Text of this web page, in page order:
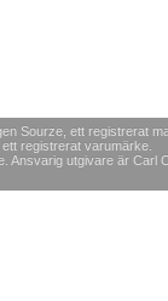
Sourze, ett registrerat
registrerat varumärke.
Ansvarig utgivare är Carl